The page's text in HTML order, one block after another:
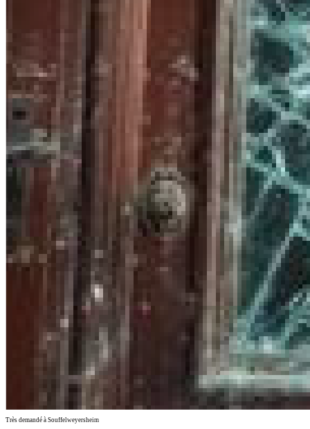
Très demandé à Souffelweyersheim